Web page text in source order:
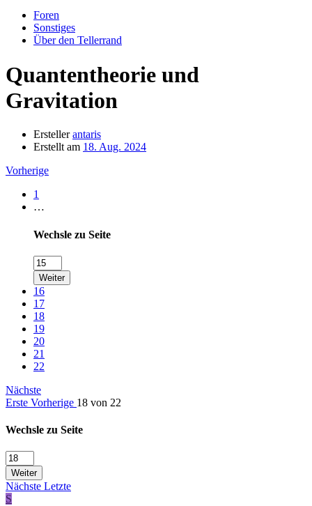
Foren
Sonstiges
Über den Tellerrand
Quantentheorie und
Gravitation
Ersteller antaris
Erstellt am 18. Aug. 2024
Vorherige
1
…
Wechsle zu Seite
Weiter
16
17
18
19
20
21
22
Nächste
Erste Vorherige 18 von 22
Wechsle zu Seite
Weiter
Nächste Letzte
S